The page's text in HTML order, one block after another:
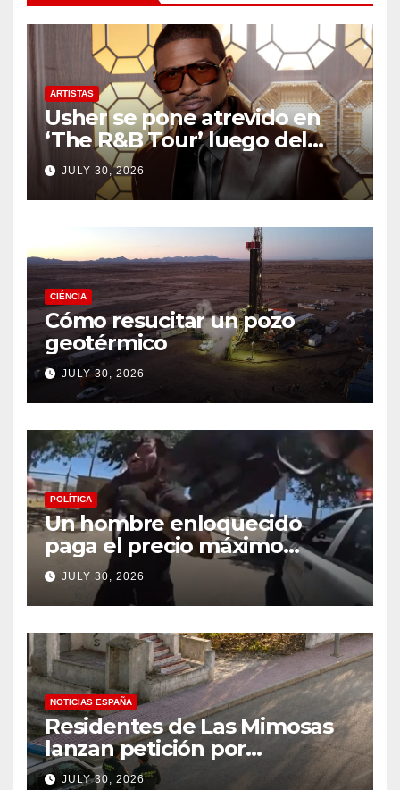
ARTISTAS
Usher se pone atrevido en
‘The R&B Tour’ luego del
drama de un fan
JULY 30, 2026
CIÉNCIA
Cómo resucitar un pozo
geotérmico
JULY 30, 2026
POLÍTICA
Un hombre enloquecido
paga el precio máximo
después de llevar un cuchillo
a un tiroteo con agentes del
condado de Los Ángeles
(VIDEO) * The Gateway
Pundit * por Cullen
Linebarger
JULY 30, 2026
NOTICIAS ESPAÑA
Residentes de Las Mimosas
lanzan petición por
disminución ‘inaceptable’ de
JULY 30, 2026